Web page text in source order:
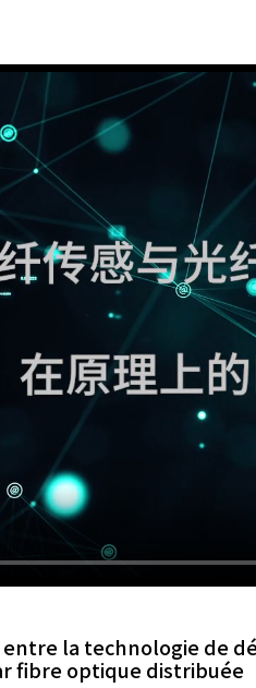
la technologie de
fibre optique distribuée